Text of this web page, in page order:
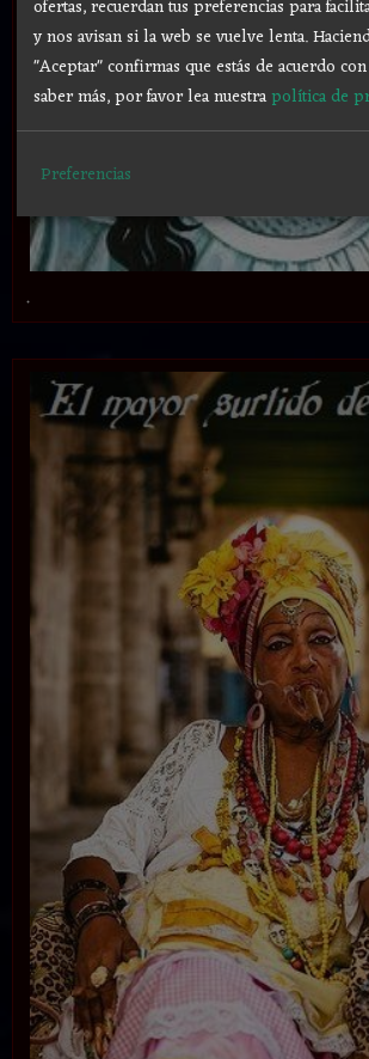
.
ofertas, recuerdan tus preferencias para
y nos avisan si la web se vuelve lenta.
"Aceptar" confirmas que estás de acuerdo
saber más, por favor lea nuestrapolítica de
Preferencias